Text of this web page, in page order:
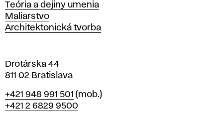
l
a
v
Katedry
Teória a dejiny umenia
Maliarstvo
Architektonická tvorba
Drotárska 44
811 02 Bratislava
Telefón
+421 948 991 501 (mob.)
+421 2 6829 9500